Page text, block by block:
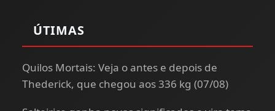
ÚTIMAS
Quilos Mortais: Veja o antes e depois de
Thederick, que chegou aos 336 kg (07/08)